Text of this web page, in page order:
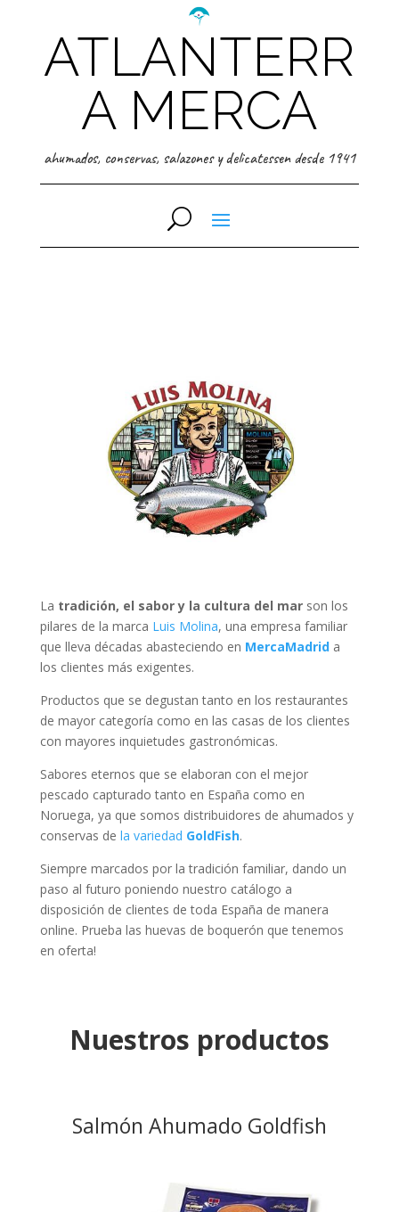
ATLANTERR
A MERCA
ahumados, conservas, salazones y delicatessen desde 1941
La tradición, el sabor y la cultura del marson los
pilares de la marca Luis Molina, una empresa familiar
que lleva décadas abasteciendo en MercaMadrida
los clientes más exigentes.
Productos que se degustan tanto en los restaurantes
de mayor categoría como en las casas de los clientes
con mayores inquietudes gastronómicas.
Sabores eternos que se elaboran con el mejor
pescado capturado tanto en España como en
Noruega, ya que somos distribuidores de ahumados y
conservas de la variedad GoldFish.
Siempre marcados por la tradición familiar, dando un
paso al futuro poniendo nuestro catálogo a
disposición de clientes de toda España de manera
online. Prueba las huevas de boquerón que tenemos
en oferta!
Nuestros productos
Salmón Ahumado Goldfish